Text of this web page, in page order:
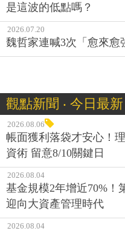
是這波的低點嗎？
2026.07.20
魏哲家連喊3次「愈來
觀點新聞 ‧ 今日最新
2026.08.06
帳面獲利落袋才安心！
資術 留意8/10關鍵日
2026.08.04
基金規模2年增近70%！
迎向大資產管理時代
2026.08.04